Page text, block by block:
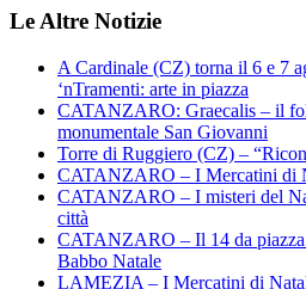
Le Altre Notizie
A Cardinale (CZ) torna il 6 e 7
‘nTramenti: arte in piazza
CATANZARO: Graecalis – il
monumentale San Giovanni
Torre di Ruggiero (CZ) –
CATANZARO – I Mercatini di
CATANZARO – I misteri del
città
CATANZARO – Il 14 da piazza
Babbo Natale
LAMEZIA – I Mercatini di